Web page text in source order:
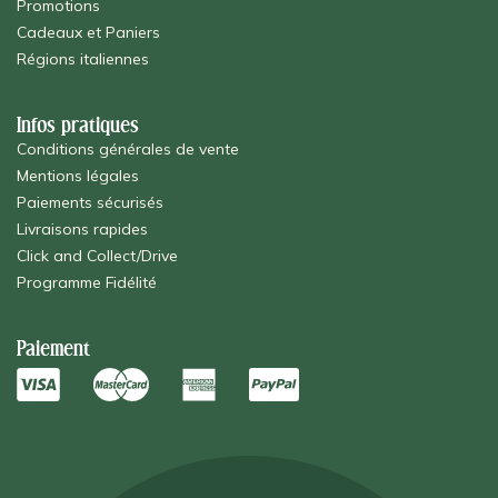
Promotions
Cadeaux et Paniers
Régions italiennes
Infos pratiques
Conditions générales de vente
Mentions légales
Paiements sécurisés
Livraisons rapides
Click and Collect/Drive
Programme Fidélité
Paiement